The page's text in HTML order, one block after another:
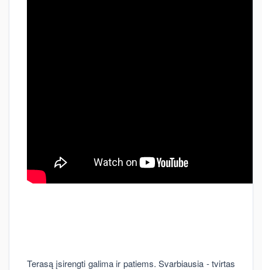
Terasą įsirengti galima ir patiems. Svarbiausia - tvirtas